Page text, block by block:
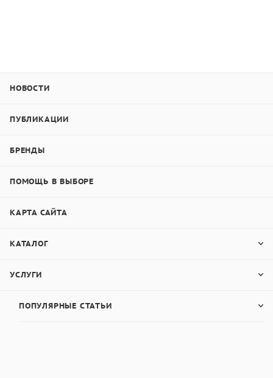
НОВОСТИ
ПУБЛИКАЦИИ
БРЕНДЫ
ПОМОЩЬ В ВЫБОРЕ
КАРТА САЙТА
КАТАЛОГ
УСЛУГИ
ПОПУЛЯРНЫЕ СТАТЬИ